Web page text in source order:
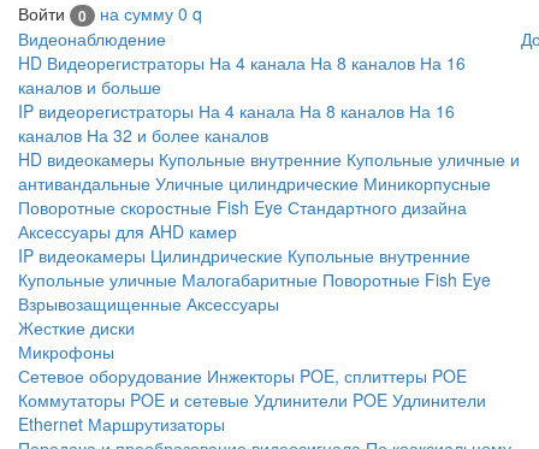
Войти 0 на сумму 0 q
Видеонаблюдение
HD Видеорегистраторы На 4 канала На 8 каналов На 16
каналов и больше
IP видеорегистраторы На 4 канала На 8 каналов На 16
каналов На 32 и более каналов
HD видеокамеры Купольные внутренние Купольные уличные и
антивандальные Уличные цилиндрические Миникорпусные
Поворотные скоростные Fish Eye Стандартного дизайна
Аксессуары для AHD камер
IP видеокамеры Цилиндрические Купольные внутренние
Купольные уличные Малогабаритные Поворотные Fish Eye
Взрывозащищенные Аксессуары
Жесткие диски
Микрофоны
Сетевое оборудование Инжекторы POE, сплиттеры POE
Коммутаторы POE и сетевые Удлинители POE Удлинители
Ethernet Маршрутизаторы